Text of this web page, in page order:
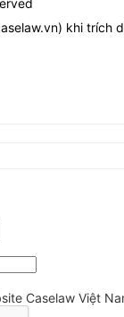
) khi trích
Caselaw Việt